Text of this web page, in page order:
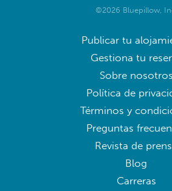
©2026 Bluepillow,
Publicar tu
Gestiona tu
Sobre nosotros
Política de
Términos y
Preguntas
Revista de
Blog
Carreras